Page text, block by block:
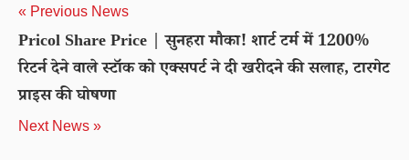
« Previous News
Pricol Share Price | सुनहरा मौका! शार्ट टर्म में 1200%
रिटर्न देने वाले स्टॉक को एक्सपर्ट ने दी खरीदने की सलाह, टारगेट
प्राइस की घोषणा
Next News »